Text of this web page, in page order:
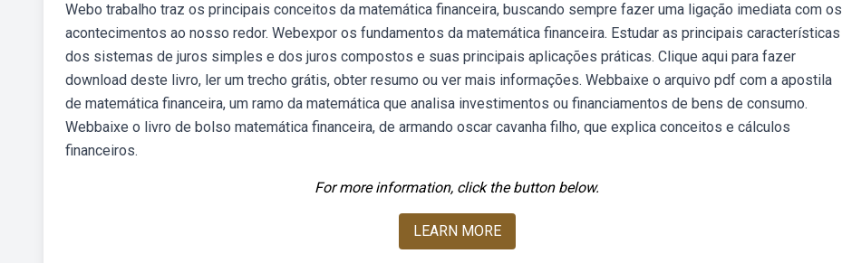
Webo trabalho traz os principais conceitos da matemática financeira, buscando sempre fazer uma ligação imediata com os
acontecimentos ao nosso redor. Webexpor os fundamentos da matemática financeira. Estudar as principais características
dos sistemas de juros simples e dos juros compostos e suas principais aplicações práticas. Clique aqui para fazer
download deste livro, ler um trecho grátis, obter resumo ou ver mais informações. Webbaixe o arquivo pdf com a apostila
de matemática financeira, um ramo da matemática que analisa investimentos ou financiamentos de bens de consumo.
Webbaixe o livro de bolso matemática financeira, de armando oscar cavanha filho, que explica conceitos e cálculos
financeiros.
For more information, click the button below.
LEARN MORE